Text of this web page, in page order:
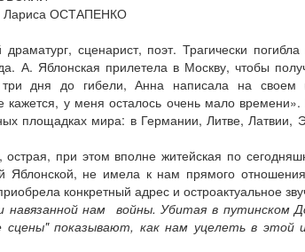
Лариса ОСТАПЕНКО
сценарист, поэт. Трагически погибла
А. Яблонская прилетела в Москву, чтобы
три дня до гибели, Анна написала на
у меня осталось очень мало
площадках мира: в Германии, Литве, Латвии,
острая, при этом вполне житейская по
Яблонской, не имела к нам прямого
конкретный адрес и остроактуальное
навязанной нам войны. Убитая в путинском
показывают, как нам уцелеть в этой